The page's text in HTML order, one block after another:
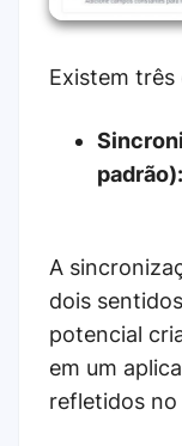
Existem três
padrão):
A
dois
potencial
em um
refletidos